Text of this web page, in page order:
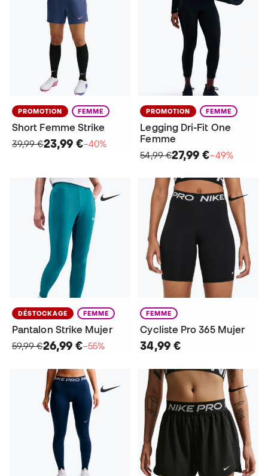
PROMOTION FEMME
Short Femme Strike
39,99 €23,99 €−40%
PROMOTION FEMME
Legging Dri-Fit One
Femme
54,99 €27,99 €−49%
DÉSTOCKAGE FEMME
Pantalon Strike Mujer
59,99 €26,99 €−55%
FEMME
Cycliste Pro 365 Mujer
34,99 €